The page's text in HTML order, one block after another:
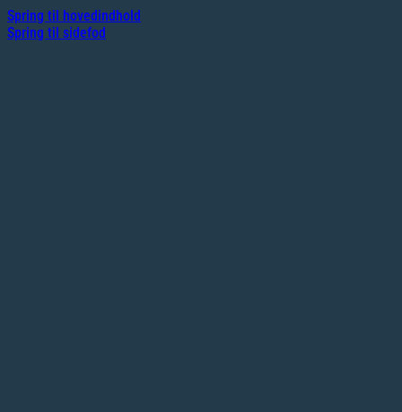
Spring til hovedindhold
Spring til sidefod